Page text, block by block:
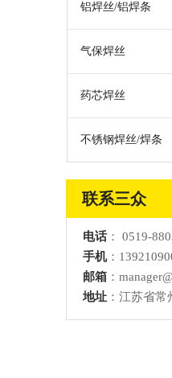
铝焊丝/铝焊条
气保焊丝
药芯焊丝
不锈钢焊丝/焊条
联系三众
电话： 0519-
手机：
邮箱 ：
地址 ：江苏省